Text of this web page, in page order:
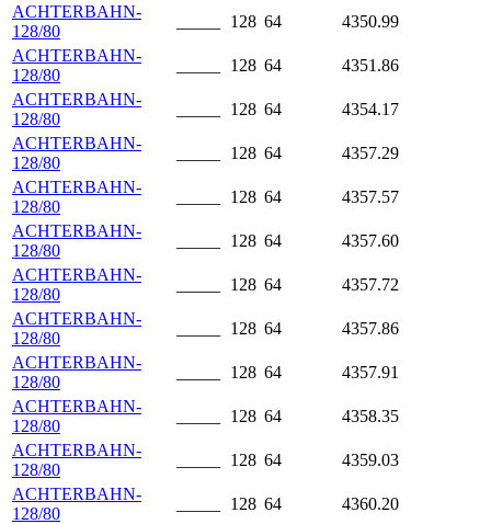
ACHTERBAHN-
128/80
128 64
4350.99
ACHTERBAHN-
128/80
128 64
4351.86
ACHTERBAHN-
128/80
128 64
4354.17
ACHTERBAHN-
128/80
128 64
4357.29
ACHTERBAHN-
128/80
128 64
4357.57
ACHTERBAHN-
128/80
128 64
4357.60
ACHTERBAHN-
128/80
128 64
4357.72
ACHTERBAHN-
128/80
128 64
4357.86
ACHTERBAHN-
128/80
128 64
4357.91
ACHTERBAHN-
128/80
128 64
4358.35
ACHTERBAHN-
128/80
128 64
4359.03
ACHTERBAHN-
128/80
128 64
4360.20